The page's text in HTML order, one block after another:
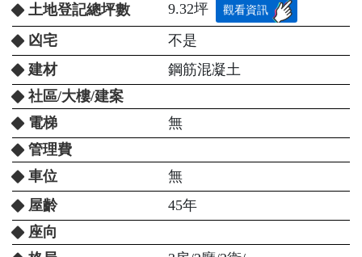
土地登記總坪數
9.32坪 觀看資訊
凶宅
不是
建材
鋼筋混凝土
社區/大樓/建案
電梯
無
管理費
車位
無
屋齡
45年
座向